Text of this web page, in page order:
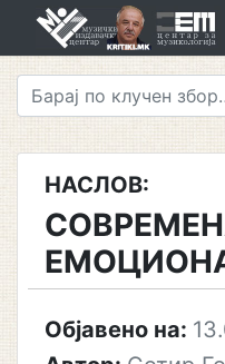
НАСЛОВ:
Објавено на: